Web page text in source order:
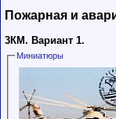
Пожарная и
3КМ. Вариант 1.
Миниатюры